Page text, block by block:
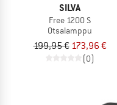
SILVA
Free 1200 S
Otsalamppu
199,95 € 173,96 €
(0)